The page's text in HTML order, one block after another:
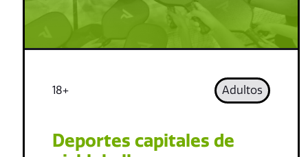
18+ Adultos
Deportes capitales de